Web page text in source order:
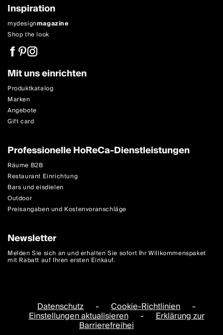
Inspiration
mydesignmagazine
Shop the look
Mit uns einrichten
Produktkatalog
Marken
Angebote
Gift card
Professionelle HoReCa-Dienstleistungen
Räume B2B
Restaurant Einrichtung
Bars und eisdielen
Outdoor
Preisangaben und Kostenvoranschläge
Newsletter
Melden Sie sich an und erhalten Sie sofort Ihr Willkommenspaket
mit Rabatt auf Ihren ersten Einkauf.
Datenschutz - Cookie-Richtlinien -
Einstellungen aktualisieren - Erklärung zur
Barrierefreihei